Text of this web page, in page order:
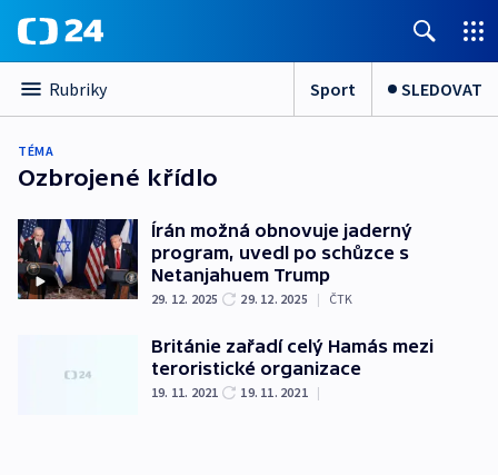
Rubriky Sport SLEDOVAT
TÉMA
Ozbrojené křídlo
Írán možná obnovuje jaderný
program, uvedl po schůzce s
Netanjahuem Trump
29. 12. 2025 29. 12. 2025 | ČTK
Británie zařadí celý Hamás mezi
teroristické organizace
19. 11. 2021 19. 11. 2021 |